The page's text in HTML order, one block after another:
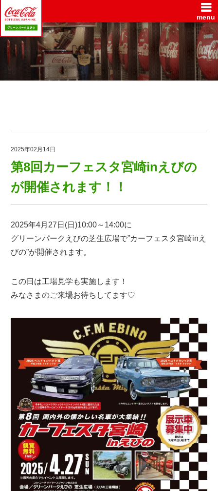
menu
2025年02月14日
第8回カーフェスタ宮崎inえびの
が開催されます！！
2025年4月27日(日)10:00～14:00に
グリーンパークえびの芝生広場で”カーフェスタ宮崎inえ
びの”が開催されます。
この日は工場見学も実施します！
みなさまのご来場お待ちしてます♡